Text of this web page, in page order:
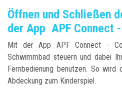
Öffnen und Schließen
der App APF Connect
Mit der App APF Connect -
Schwimmbad steuern und dabei
Fernbedienung benutzen. So wird
Abdeckung zum Kinderspiel.